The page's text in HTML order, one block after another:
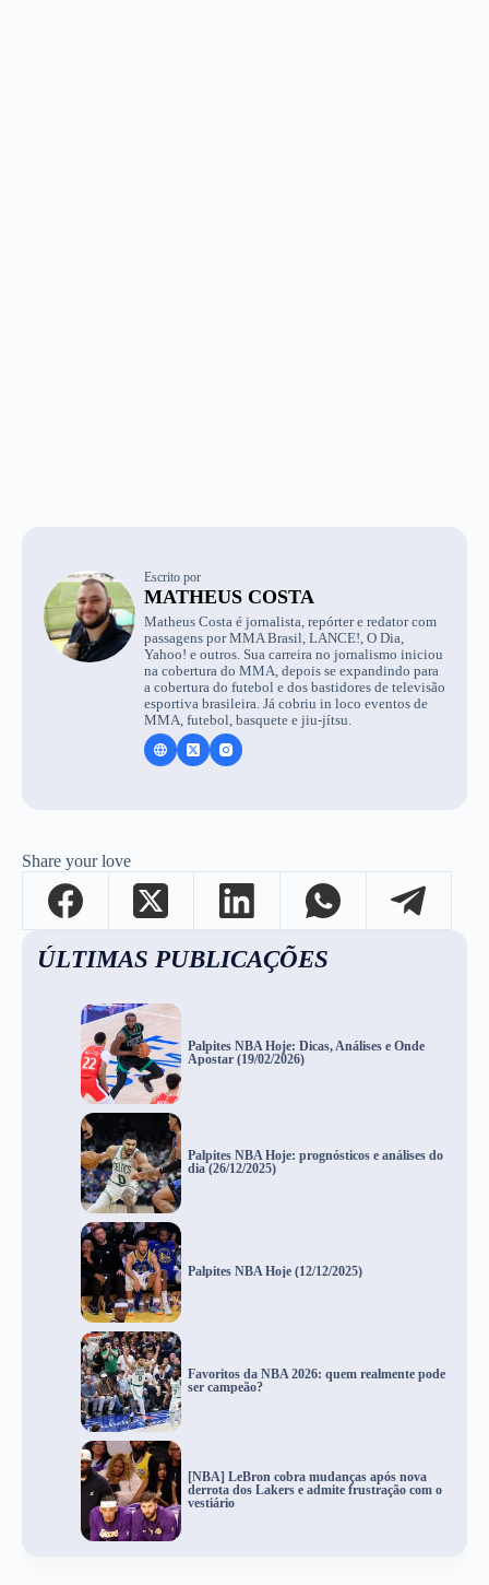
Escrito por
MATHEUS COSTA
Matheus Costa é jornalista, repórter e redator com
passagens por MMA Brasil, LANCE!, O Dia,
Yahoo! e outros. Sua carreira no jornalismo iniciou
na cobertura do MMA, depois se expandindo para
a cobertura do futebol e dos bastidores de televisão
esportiva brasileira. Já cobriu in loco eventos de
MMA, futebol, basquete e jiu-jítsu.
Share your love
ÚLTIMAS PUBLICAÇÕES
Palpites NBA Hoje: Dicas, Análises e Onde
Apostar (19/02/2026)
Palpites NBA Hoje: prognósticos e análises do
dia (26/12/2025)
Palpites NBA Hoje (12/12/2025)
Favoritos da NBA 2026: quem realmente pode
ser campeão?
[NBA] LeBron cobra mudanças após nova
derrota dos Lakers e admite frustração com o
vestiário